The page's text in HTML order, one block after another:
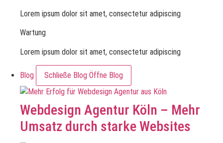
Lorem ipsum dolor sit amet, consectetur adipiscing
Wartung
Lorem ipsum dolor sit amet, consectetur adipiscing
Blog Schließe Blog Öffne Blog
Webdesign Agentur Köln – Mehr
Umsatz durch starke Websites